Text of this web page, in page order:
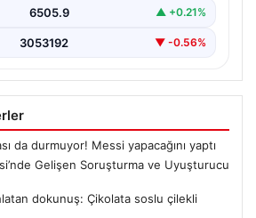
6505.9 ▲ +0.21%
3053192 ▼ -0.56%
da durmuyor! Messi yapacağını yaptı
Gelişen Soruşturma ve Uyuşturucu
dokunuş: Çikolata soslu çilekli